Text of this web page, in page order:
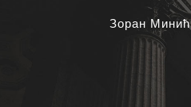
Зоран Минић